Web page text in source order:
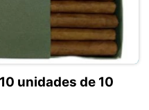
unidades de 10